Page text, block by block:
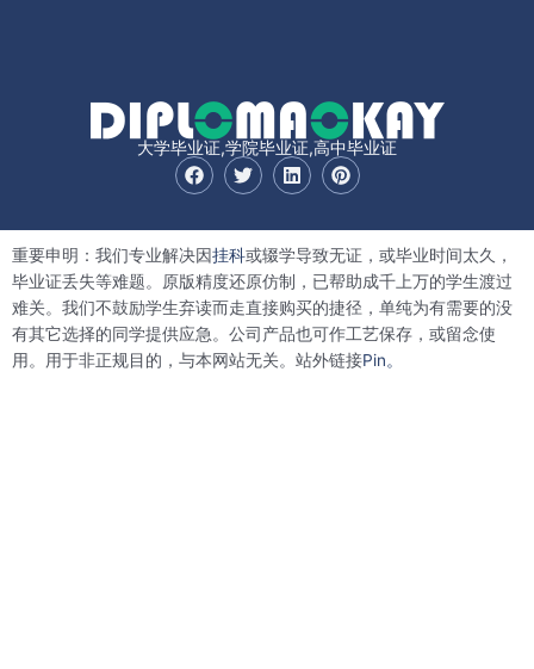
大学毕业证,学院毕业证,高中毕业证
F
a
c
o
o
k
T
w
i
e
r
L
i
n
d
i
n
P
i
n
r
e
s
t
重要申明：我们专业解决因挂科或辍学导致无证，或毕业时间太久，
毕业证丢失等难题。原版精度还原仿制，已帮助成千上万的学生渡过
难关。我们不鼓励学生弃读而走直接购买的捷径，单纯为有需要的没
有其它选择的同学提供应急。公司产品也可作工艺保存，或留念使
用。用于非正规目的，与本网站无关。站外链接Pin。